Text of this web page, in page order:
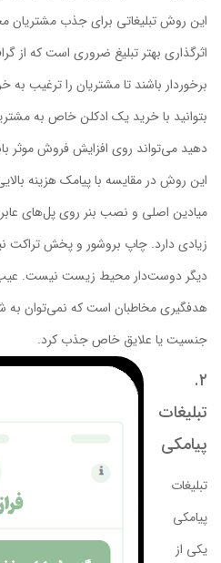
این روش تبلیغاتی برای جذب مشتریان
اثرگذاری بهتر تبلیغ ضروری است که از
برخوردار باشند تا مشتریان را ترغیب به
بتوانید با خرید یک ادکلن خاص به
دهید می‌تواند روی افزایش فروش موثر
این روش در مقایسه با پیامک هزینه
میادین اصلی و نصب بنر روی پل‌های عابر
زیادی دارد. چاپ بروشور و پخش تراکت
دیگر دوست‌دار محیط زیست نیست.
هدفگیری مخاطبان است که نمی‌توان
جنسیت یا علایق خاص جذب کرد.
۲.
تبلیغات
پیامکی
تبلیغات
پیامکی
یکی از